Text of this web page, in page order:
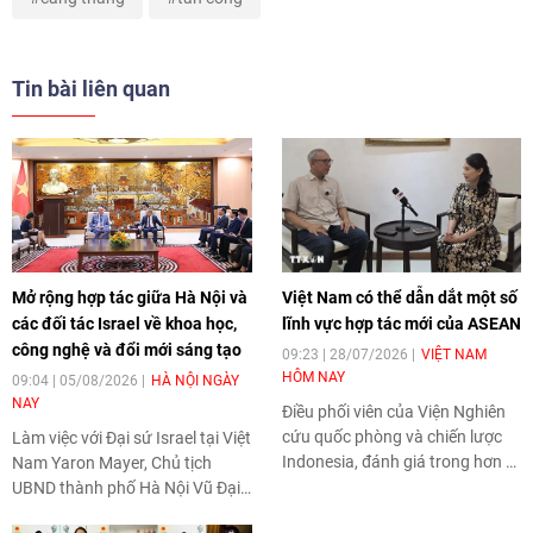
Tin bài liên quan
Mở rộng hợp tác giữa Hà Nội và
các đối tác Israel về khoa học,
công nghệ và đổi mới sáng tạo
09:04 | 05/08/2026
HÀ NỘI NGÀY
NAY
Làm việc với Đại sứ Israel tại Việt
Nam Yaron Mayer, Chủ tịch
UBND thành phố Hà Nội Vũ Đại
Việt Nam có thể dẫn dắt một số
lĩnh vực hợp tác mới của ASEAN
09:23 | 28/07/2026
VIỆT NAM
HÔM NAY
Điều phối viên của Viện Nghiên
cứu quốc phòng và chiến lược
Indonesia, đánh giá trong hơn 3